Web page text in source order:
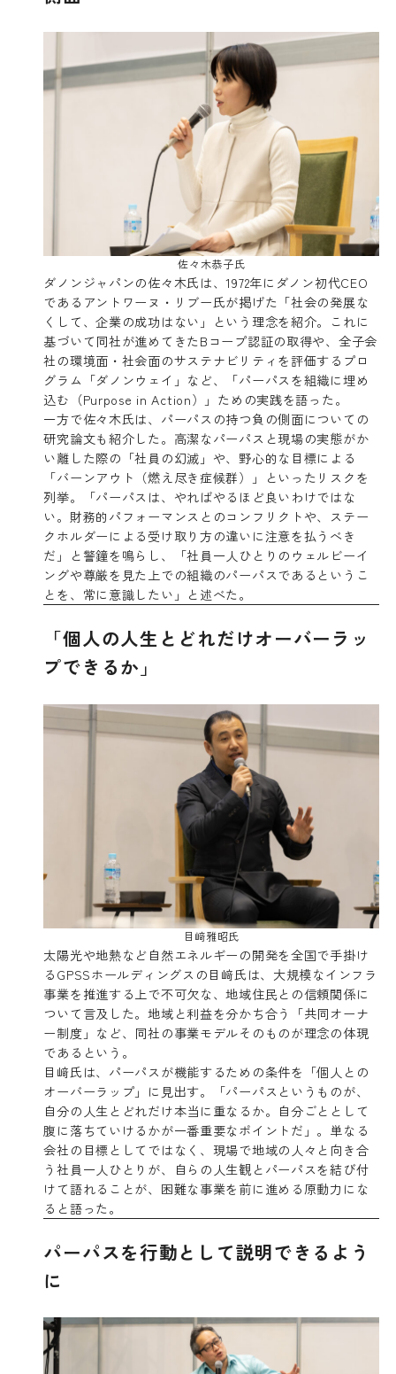
佐々木恭子氏
ダノンジャパンの佐々木氏は、1972年にダノン初代CEO
であるアントワーヌ・リブー氏が掲げた「社会の発展な
くして、企業の成功はない」という理念を紹介。これに
基づいて同社が進めてきたBコープ認証の取得や、全子会
社の環境面・社会面のサステナビリティを評価するプロ
グラム「ダノンウェイ」など、「パーパスを組織に埋め
込む（Purpose in Action）」ための実践を語った。
一方で佐々木氏は、パーパスの持つ負の側面についての
研究論文も紹介した。高潔なパーパスと現場の実態がか
い離した際の「社員の幻滅」や、野心的な目標による
「バーンアウト（燃え尽き症候群）」といったリスクを
列挙。「パーパスは、やればやるほど良いわけではな
い。財務的パフォーマンスとのコンフリクトや、ステー
クホルダーによる受け取り方の違いに注意を払うべき
だ」と警鐘を鳴らし、「社員一人ひとりのウェルビーイ
ングや尊厳を見た上での組織のパーパスであるというこ
とを、常に意識したい」と述べた。
「個人の人生とどれだけオーバーラッ
プできるか」
目﨑雅昭氏
太陽光や地熱など自然エネルギーの開発を全国で手掛け
るGPSSホールディングスの目﨑氏は、大規模なインフラ
事業を推進する上で不可欠な、地域住民との信頼関係に
ついて言及した。地域と利益を分かち合う「共同オーナ
ー制度」など、同社の事業モデルそのものが理念の体現
であるという。
目﨑氏は、パーパスが機能するための条件を「個人との
オーバーラップ」に見出す。「パーパスというものが、
自分の人生とどれだけ本当に重なるか。自分ごととして
腹に落ちていけるかが一番重要なポイントだ」。単なる
会社の目標としてではなく、現場で地域の人々と向き合
う社員一人ひとりが、自らの人生観とパーパスを結び付
けて語れることが、困難な事業を前に進める原動力にな
ると語った。
パーパスを行動として説明できるよう
に